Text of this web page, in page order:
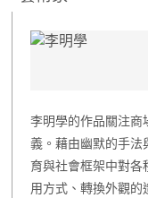
李明學的作品關注商
義。藉由幽默的手法
育與社會框架中對各
用方式、轉換外觀的